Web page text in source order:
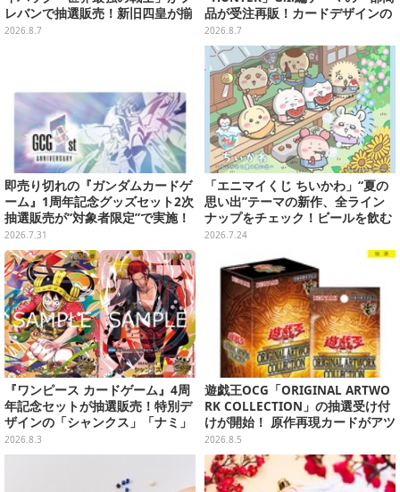
レバンで抽選販売！新旧四皇が揃
い踏み、刃牙作者が描く「カイド
2026.8.7
品が受注再販！カードデザインの
キーホルダーや、キルアたちのセ
リフ付ソックスなど
2026.8.7
即売り切れの『ガンダムカードゲ
ーム』1周年記念グッズセット2次
抽選販売が“対象者限定”で実施！
プレバン全会員向け3次抽選も
2026.7.31
「エニマイくじ ちいかわ」“夏の
思い出”テーマの新作、全ライン
ナップをチェック！ビールを飲む
「くりまんじゅう」ぬいぐるみな
2026.7.24
『ワンピース カードゲーム』4周
年記念セットが抽選販売！特別デ
ザインの「シャンクス」「ナミ」
など9枚のプロモカードを収録
2026.8.3
遊戯王OCG「ORIGINAL ARTWO
RK COLLECTION」の抽選受け付
けが開始！ 原作再現カードがアツ
いスペシャルパック
2026.8.5